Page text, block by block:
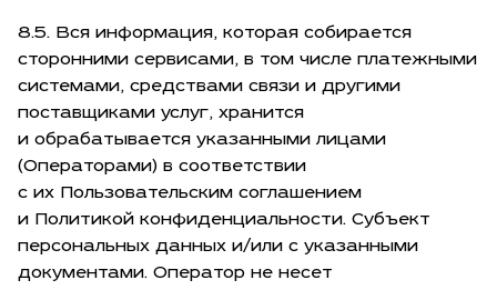
8.5. Вся информация, которая собирается
сторонними сервисами, в том числе платежными
системами, средствами связи и другими
поставщиками услуг, хранится
и обрабатывается указанными лицами
(Операторами) в соответствии
с их Пользовательским соглашением
и Политикой конфиденциальности. Субъект
персональных данных и/или с указанными
документами. Оператор не несет